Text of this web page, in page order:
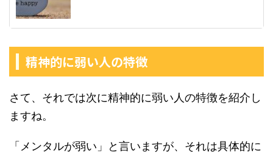
精神的に弱い人の特徴
さて、それでは次に精神的に弱い人の特徴を紹介し
ますね。
「メンタルが弱い」と言いますが、それは具体的に